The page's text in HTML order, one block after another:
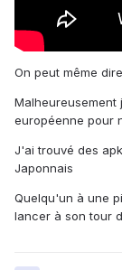
On peut même
Malheureusement
européenne pour
J'ai trouvé des
Japonnais
Quelqu'un à une
lancer à son tour